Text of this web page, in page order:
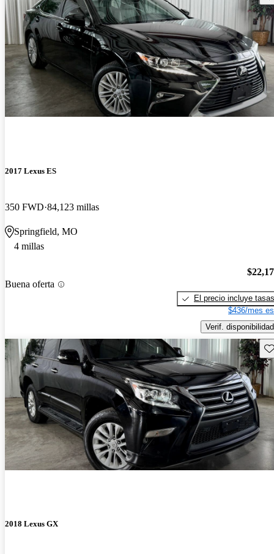
2017 Lexus ES
350 FWD 84,123 millas
Springfield, MO
4 millas
Buena oferta
El precio incluye tasas
$436/mes
Verif. disponibilidad
2018 Lexus GX